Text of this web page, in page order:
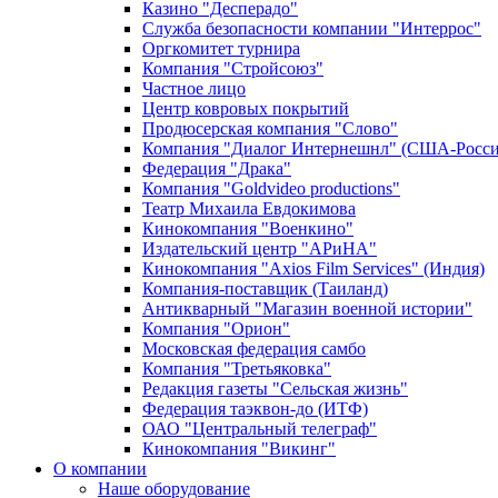
Казино "Десперадо"
Служба безопасности компании "Интеррос"
Оргкомитет турнира
Компания "Стройсоюз"
Частное лицо
Центр ковровых покрытий
Продюсерская компания "Слово"
Компания "Диалог Интернешнл" (США-
Федерация "Драка"
Компания "Goldvideo productions"
Театр Михаила Евдокимова
Кинокомпания "Военкино"
Издательский центр "АРиНА"
Кинокомпания "Axios Film Services" (Индия)
Компания-поставщик (Таиланд)
Антикварный "Магазин военной истории"
Компания "Орион"
Московская федерация самбо
Компания "Третьяковка"
Редакция газеты "Сельская жизнь"
Федерация таэквон-до (ИТФ)
ОАО "Центральный телеграф"
Кинокомпания "Викинг"
О компании
Наше оборудование